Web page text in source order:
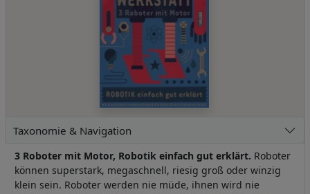
Taxonomie & Navigation
3 Roboter mit Motor, Robotik einfach gut erklärt. Roboter
können superstark, megaschnell, riesig groß oder winzig
klein sein. Roboter werden nie müde, ihnen wird nie